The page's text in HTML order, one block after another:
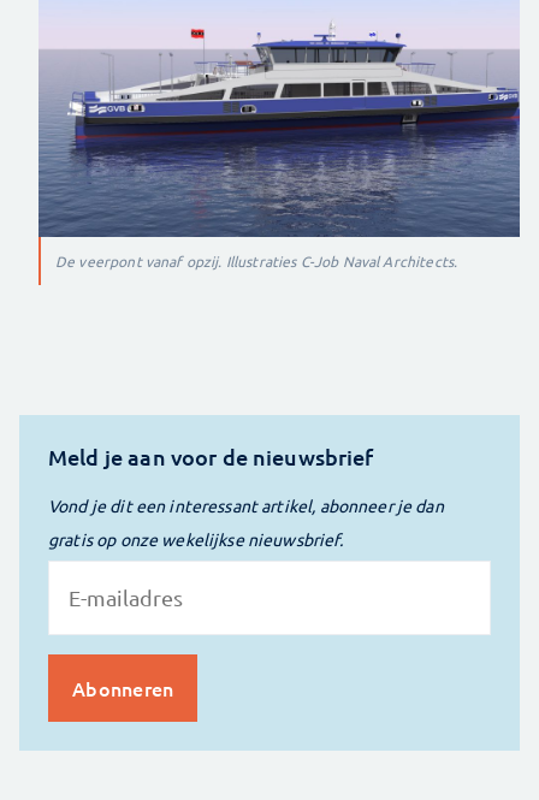
De veerpont vanaf opzij. Illustraties C-Job Naval Architects.
Meld je aan voor de nieuwsbrief
Vond je dit een interessant artikel, abonneer je dan
gratis op onze wekelijkse nieuwsbrief.